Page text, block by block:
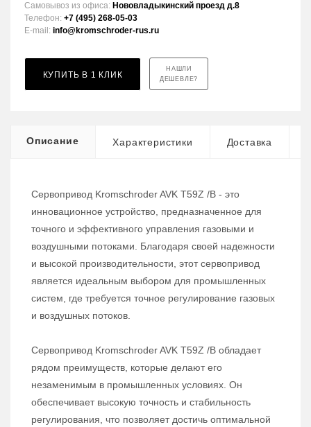
Самовывоз из офиса: Нововладыкинский проезд д.8
Телефон: +7 (495) 268-05-03
E-mail: info@kromschroder-rus.ru
КУПИТЬ В 1 КЛИК
НАШЛИ
ДЕШЕВЛЕ?
Описание Характеристики Доставка
Сервопривод Kromschroder AVK T59Z /B - это
инновационное устройство, предназначенное для
точного и эффективного управления газовыми и
воздушными потоками. Благодаря своей надежности
и высокой производительности, этот сервопривод
является идеальным выбором для промышленных
систем, где требуется точное регулирование газовых
и воздушных потоков.
Сервопривод Kromschroder AVK T59Z /B обладает
рядом преимуществ, которые делают его
незаменимым в промышленных условиях. Он
обеспечивает высокую точность и стабильность
регулирования, что позволяет достичь оптимальной